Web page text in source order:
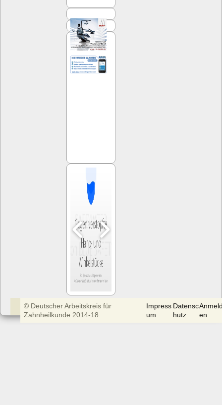
© Deutscher Arbeitskreis für
Zahnheilkunde 2014-18
Impress
um
Datensc
hutz
en